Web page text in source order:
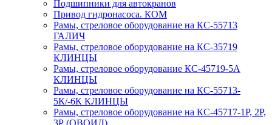
Подшипники для автокранов
Привод гидронасоса. КОМ
Рамы, стреловое оборудование на КС-55713
ГАЛИЧ
Рамы, стреловое оборудование на КС-35719
КЛИНЦЫ
Рамы, стреловое оборудование КС-45719-5А
КЛИНЦЫ
Рамы, стреловое оборудование на КС-55713-
5К/-6К КЛИНЦЫ
Рамы, стреловое оборудование на КС-45717-1Р, 2Р,